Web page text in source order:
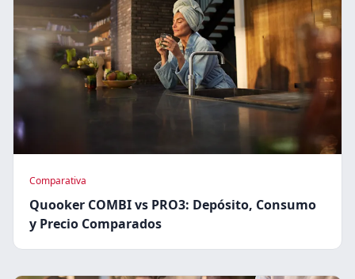
Comparativa
Quooker COMBI vs PRO3: Depósito, Consumo
y Precio Comparados